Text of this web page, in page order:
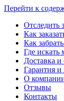
Перейти к
Отследить
Как
Как
Где искать
Доставка и
Гарантия и
О
Отзывы
Контакты